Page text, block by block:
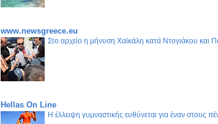
www.newsgreece.eu
Στο αρχείο η μήνυση Χαϊκάλη κατά Ντογιάκου και
Hellas On Line
Η έλλειψη γυμναστικής ευθύνεται για έναν στους